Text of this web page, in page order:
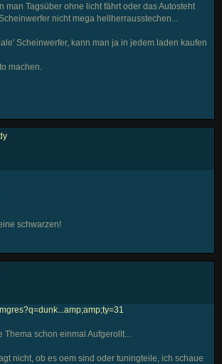
man Tagsüber ohne licht fährt oder das Autosteht
nicht mega hellherrausstechen...
Scheinwerfer, kann man ja in jedem laden kaufen
machen.
schwarzen!
Thema schon einmal Aufgerollt...
nicht, ob es oem sind oder tuningteile, ich schaue